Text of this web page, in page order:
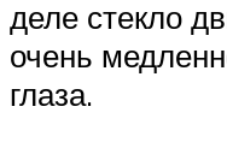
деле стекло
очень
глаза.